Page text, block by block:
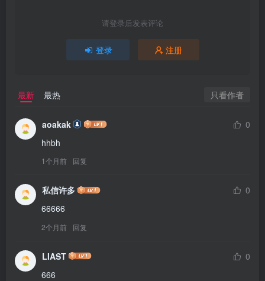
请登录后发表评论
登录 注册
最新 最热 只看作者
aoakak
0
hhbh
1个月前 回复
私信许多
0
66666
2个月前 回复
LIAST
0
666